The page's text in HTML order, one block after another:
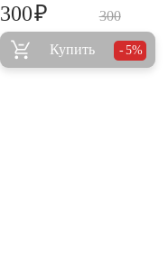
300
300₽
Купить 5%